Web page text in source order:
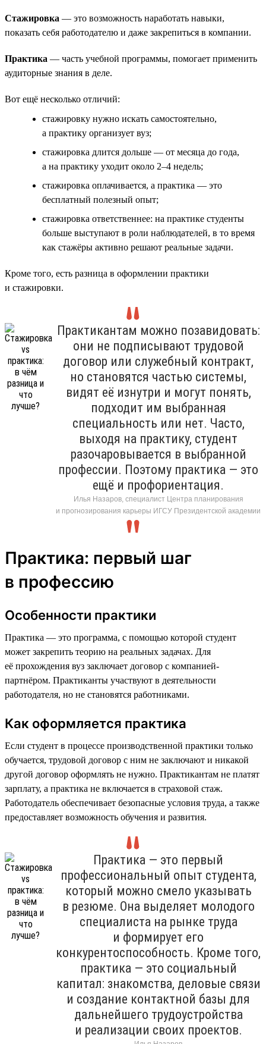
Стажировка — это возможность наработать навыки,
показать себя работодателю и даже закрепиться в компании.
Практика — часть учебной программы, помогает применить
аудиторные знания в деле.
Вот ещё несколько отличий:
стажировку нужно искать самостоятельно,
а практику организует вуз;
стажировка длится дольше — от месяца до года,
а на практику уходит около 2–4 недель;
стажировка оплачивается, а практика — это
бесплатный полезный опыт;
стажировка ответственнее: на практике студенты
больше выступают в роли наблюдателей, в то время
как стажёры активно решают реальные задачи.
Кроме того, есть разница в оформлении практики
и стажировки.
Практикантам можно позавидовать:
они не подписывают трудовой
договор или служебный контракт,
но становятся частью системы,
видят её изнутри и могут понять,
подходит им выбранная
специальность или нет. Часто,
выходя на практику, студент
разочаровывается в выбранной
профессии. Поэтому практика — это
ещё и профориентация.
Илья Назаров, специалист Центра планирования
и прогнозирования карьеры ИГСУ Президентской академии
Практика: первый шаг
в профессию
Особенности практики
Практика — это программа, с помощью которой студент
может закрепить теорию на реальных задачах. Для
её прохождения вуз заключает договор с компанией-
партнёром. Практиканты участвуют в деятельности
работодателя, но не становятся работниками.
Как оформляется практика
Если студент в процессе производственной практики только
обучается, трудовой договор с ним не заключают и никакой
другой договор оформлять не нужно. Практикантам не платят
зарплату, а практика не включается в страховой стаж.
Работодатель обеспечивает безопасные условия труда, а также
предоставляет возможность обучения и развития.
Практика — это первый
профессиональный опыт студента,
который можно смело указывать
в резюме. Она выделяет молодого
специалиста на рынке труда
и формирует его
конкурентоспособность. Кроме того,
практика — это социальный
капитал: знакомства, деловые связи
и создание контактной базы для
дальнейшего трудоустройства
и реализации своих проектов.